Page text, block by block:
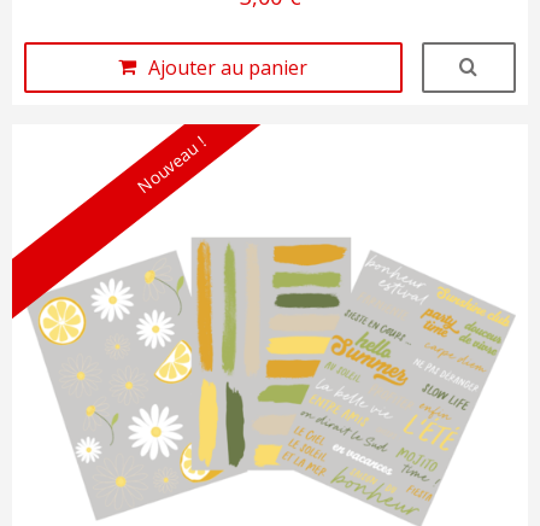
Ajouter au panier
Nouveau !